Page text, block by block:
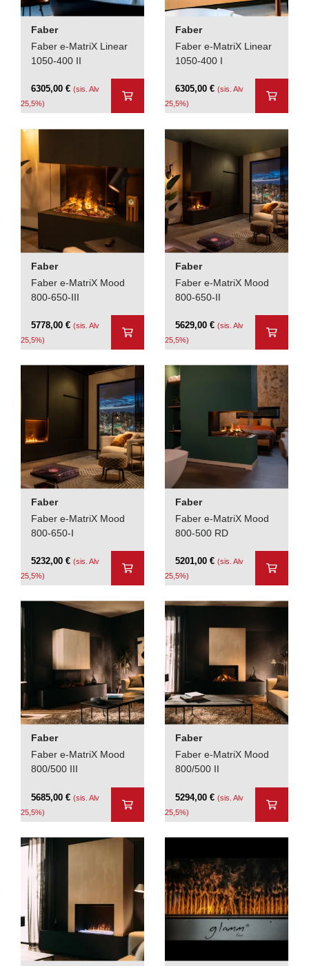
Faber
Faber e-MatriX Linear
1050-400 II
6305,00€ (sis. Alv
25,5%)
Faber
Faber e-MatriX Linear
1050-400 I
6305,00€ (sis. Alv
25,5%)
Faber
Faber e-MatriX Mood
800-650-III
5778,00€ (sis. Alv
25,5%)
Faber
Faber e-MatriX Mood
800-650-II
5629,00€ (sis. Alv
25,5%)
Faber
Faber e-MatriX Mood
800-650-I
5232,00€ (sis. Alv
25,5%)
Faber
Faber e-MatriX Mood
800-500 RD
5201,00€ (sis. Alv
25,5%)
Faber
Faber e-MatriX Mood
800/500 III
5685,00€ (sis. Alv
25,5%)
Faber
Faber e-MatriX Mood
800/500 II
5294,00€ (sis. Alv
25,5%)